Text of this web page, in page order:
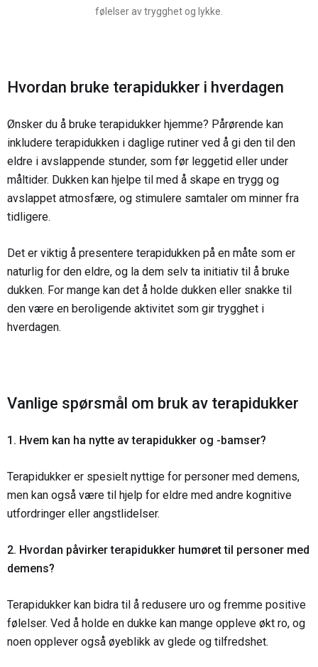
følelser av trygghet og lykke.
Hvordan bruke terapidukker i hverdagen
Ønsker du å bruke terapidukker hjemme? Pårørende kan
inkludere terapidukken i daglige rutiner ved å gi den til den
eldre i avslappende stunder, som før leggetid eller under
måltider. Dukken kan hjelpe til med å skape en trygg og
avslappet atmosfære, og stimulere samtaler om minner fra
tidligere.
Det er viktig å presentere terapidukken på en måte som er
naturlig for den eldre, og la dem selv ta initiativ til å bruke
dukken. For mange kan det å holde dukken eller snakke til
den være en beroligende aktivitet som gir trygghet i
hverdagen.
Vanlige spørsmål om bruk av terapidukker
1. Hvem kan ha nytte av terapidukker og -bamser?
Terapidukker er spesielt nyttige for personer med demens,
men kan også være til hjelp for eldre med andre kognitive
utfordringer eller angstlidelser.
2. Hvordan påvirker terapidukker humøret til personer med
demens?
Terapidukker kan bidra til å redusere uro og fremme positive
følelser. Ved å holde en dukke kan mange oppleve økt ro, og
noen opplever også øyeblikk av glede og tilfredshet.